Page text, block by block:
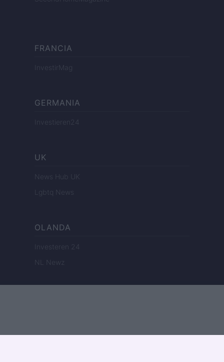
FRANCIA
InvestirMag
GERMANIA
Investieren24
UK
News Hub UK
Lgbtq News
OLANDA
Investeren 24
NL Newz